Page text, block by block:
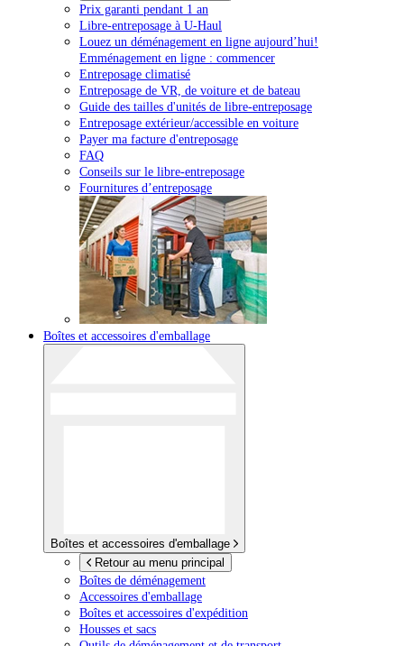
Prix garanti pendant 1 an
Libre-entreposage à U-Haul
Louez un déménagement en ligne aujourd’hui!
Emménagement en ligne : commencer
Entreposage climatisé
Entreposage de VR, de voiture et de bateau
Guide des tailles d'unités de libre-entreposage
Entreposage extérieur/accessible en voiture
Payer ma facture d'entreposage
FAQ
Conseils sur le libre-entreposage
Fournitures d’entreposage
Boîtes et accessoires d'emballage
Boîtes et accessoires d'emballage
Retour au menu principal
Boîtes de déménagement
Accessoires d'emballage
Boîtes et accessoires d'expédition
Housses et sacs